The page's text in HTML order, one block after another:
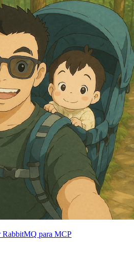
RabbitMQ para MCP